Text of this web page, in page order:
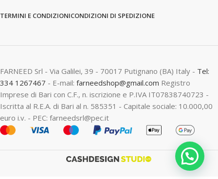
TERMINI E CONDIZIONICONDIZIONI DI SPEDIZIONE
FARNEED Srl - Via Galilei, 39 - 70017 Putignano (BA) Italy - Tel:
334 1267467 - E-mail: farneedshop@gmail.com Registro
Imprese di Bari con C.F., n. iscrizione e P.IVA IT07838740723 -
Iscritta al R.E.A. di Bari al n. 585351 - Capitale sociale: 10.000,00
euro i.v. - PEC: farneedsrl@pec.it